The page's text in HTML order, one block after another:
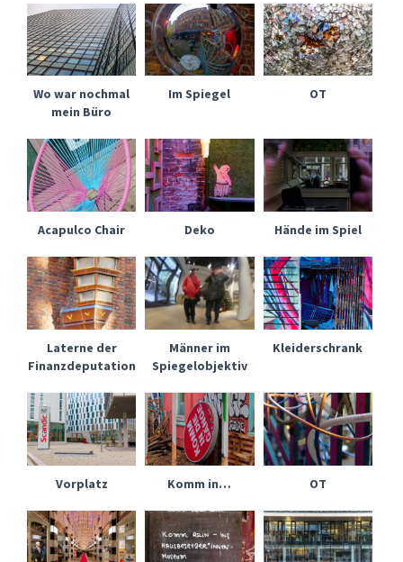
Wo war nochmal
mein Büro
Im Spiegel OT
Acapulco Chair Deko Hände im Spiel
Laterne der
Finanzdeputation
Männer im
Spiegelobjektiv
Kleiderschrank
Vorplatz Komm in… OT